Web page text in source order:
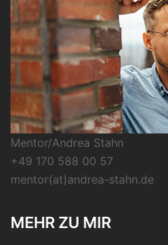
Mentor/Andrea Stahn
+49 170 588 00 57
mentor(at)andrea-stahn.de
MEHR ZU MIR